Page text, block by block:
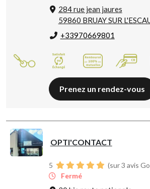
284 rue jean jaures
59860 BRUAY SUR
+33970669801
Prenez un rendez-vous
OPTI'CONTACT
5
(sur 3 avis
Fermé